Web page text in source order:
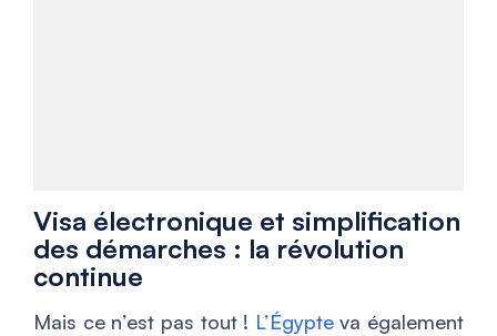
Visa électronique et simplification
des démarches : la révolution
continue
Mais ce n’est pas tout ! L’Égypteva également